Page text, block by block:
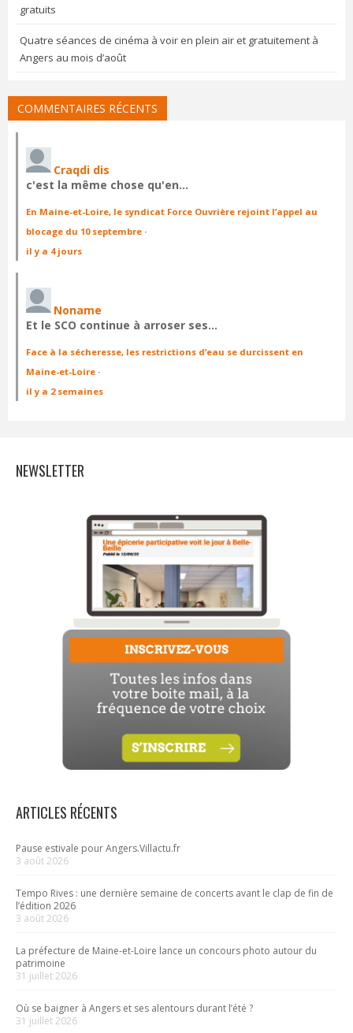
gratuits
Quatre séances de cinéma à voir en plein air et gratuitement à
Angers au mois d’août
COMMENTAIRES RÉCENTS
Craqdi dis
c'est la même chose qu'en…
En Maine-et-Loire, le syndicat Force Ouvrière rejoint l’appel au
blocage du 10 septembre ·
il y a 4 jours
Noname
Et le SCO continue à arroser ses…
Face à la sécheresse, les restrictions d’eau se durcissent en
Maine-et-Loire ·
il y a 2 semaines
NEWSLETTER
ARTICLES RÉCENTS
Pause estivale pour Angers.Villactu.fr
3 août 2026
Tempo Rives : une dernière semaine de concerts avant le clap de fin de
l’édition 2026
3 août 2026
La préfecture de Maine-et-Loire lance un concours photo autour du
patrimoine
31 juillet 2026
Où se baigner à Angers et ses alentours durant l’été ?
31 juillet 2026